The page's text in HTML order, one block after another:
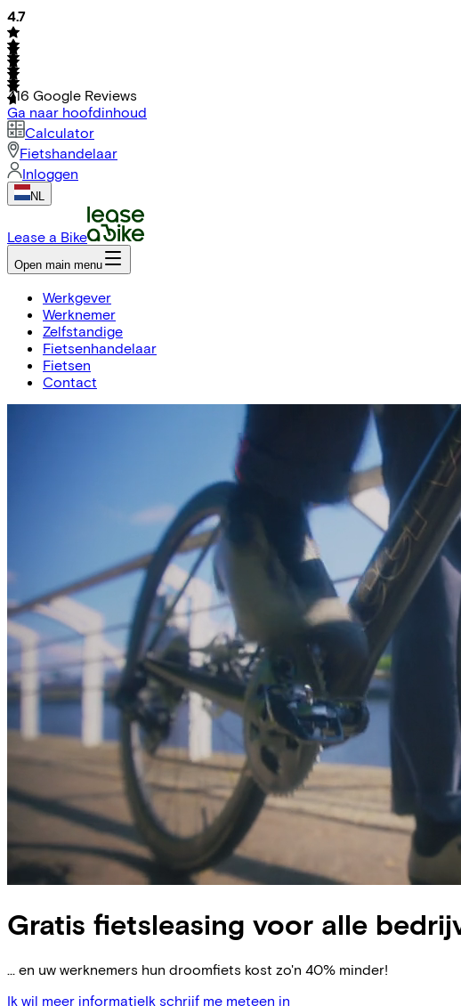
4.7
416 Google Reviews
Ga naar hoofdinhoud
Calculator
Fietshandelaar
Inloggen
NL
Lease a Bike
Open main menu
Werkgever
Werknemer
Zelfstandige
Fietsenhandelaar
Fietsen
Contact
Gratis fietsleasing voor alle
... en uw werknemers hun droomfiets kost zo'n 40% minder!
Ik wil meer informatieIk schrijf me meteen in